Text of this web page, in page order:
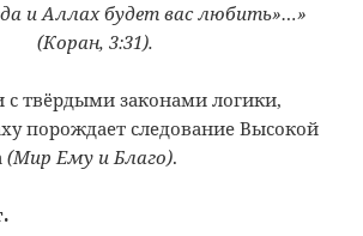
и Аллах будет вас любить»…»
(Коран, 3:31).
с твёрдыми законами логики,
порождает следование Высокой
(Мир Ему и Благо).